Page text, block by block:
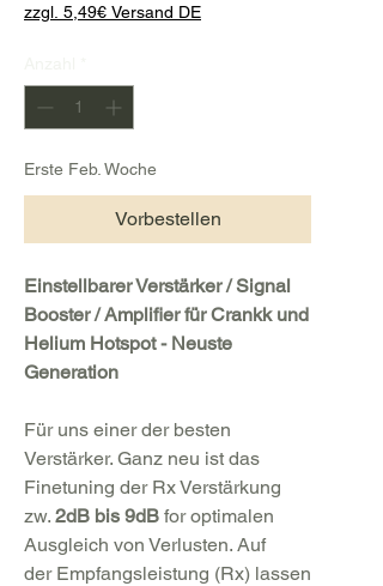
zzgl. 5,49€ Versand DE
Erste Feb. Woche
Vorbestellen
Einstellbarer Verstärker / Signal
Booster / Amplifier für Crankk und
Helium Hotspot - Neuste
Generation
Für uns einer der besten
Verstärker. Ganz neu ist das
Finetuning der Rx Verstärkung
zw. 2dB bis 9dB for optimalen
Ausgleich von Verlusten. Auf
der Empfangsleistung (Rx) lassen